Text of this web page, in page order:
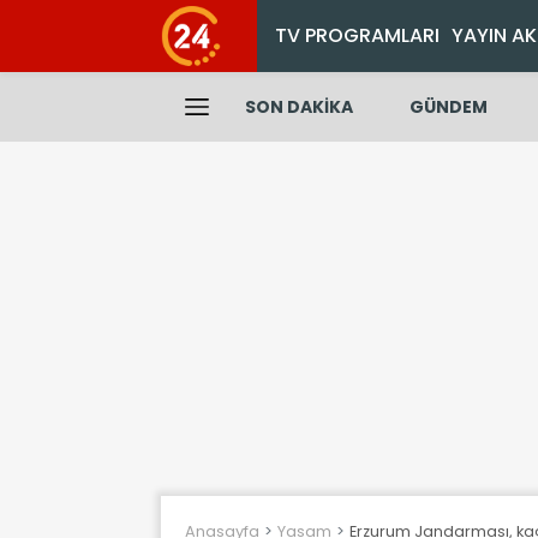
TV PROGRAMLARI YAYIN
SON DAKİKA GÜNDEM
Anasayfa Yasam Erzurum Jandarması,